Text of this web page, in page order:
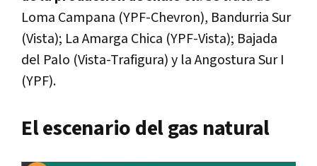
Loma Campana (YPF-Chevron), Bandurria Sur
(Vista); La Amarga Chica (YPF-Vista); Bajada
del Palo (Vista-Trafigura) y la Angostura Sur I
(YPF).
El escenario del gas natural